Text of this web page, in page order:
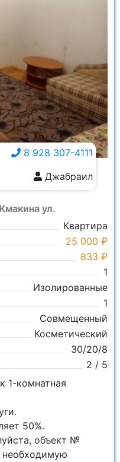
ул.
Квартира
25 000 ₽
833 ₽
1
Изолированные
1
Совмещенный
Косметический
30/20/8
2 / 5
8 928 307-4111
Джабраил
1-комнатная
50%.
объект №